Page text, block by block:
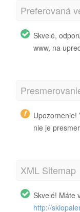
Preferovaná
Skvelé,
www, na
Upozornenie!
nie je
XML Sitemap
Skvelé! Máte
http://